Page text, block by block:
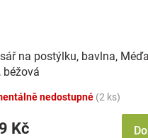
na postýlku, bavlna,
béžová
nedostupné (2 ks)
Kč